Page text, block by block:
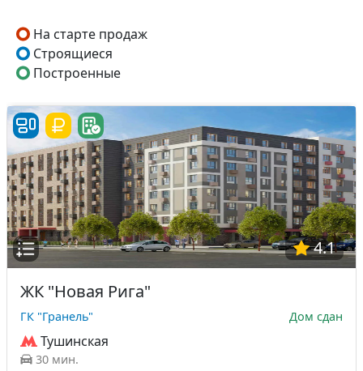
На старте продаж
Строящиеся
Построенные
4.1
ЖК "Новая Рига"
ГК "Гранель" Дом сдан
Тушинская
30 мин.